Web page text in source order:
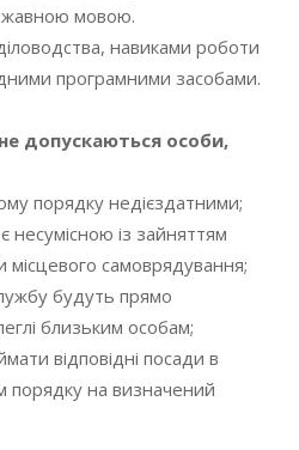
мовою.
навиками роботи
програмними засобами.
допускаються особи,
порядку недієздатними;
із зайняттям
місцевого самоврядування;
будуть прямо
близьким особам;
відповідні посади в
порядку на визначений